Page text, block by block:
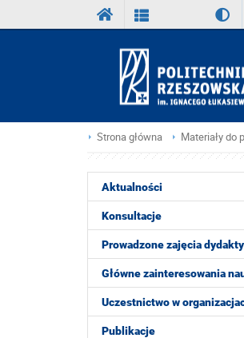
Strona główna Materiały do
Aktualności
Konsultacje
Prowadzone zajęcia
Główne zainteresowania
Uczestnictwo w
Publikacje